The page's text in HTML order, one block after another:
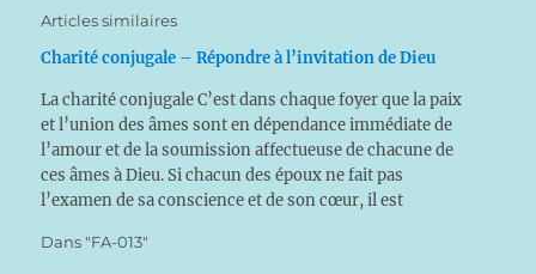
Articles similaires
Charité conjugale – Répondre à l’invitation de Dieu
La charité conjugale C’est dans chaque foyer que la paix
et l’union des âmes sont en dépendance immédiate de
l’amour et de la soumission affectueuse de chacune de
ces âmes à Dieu. Si chacun des époux ne fait pas
l’examen de sa conscience et de son cœur, il est
Dans "FA-013"